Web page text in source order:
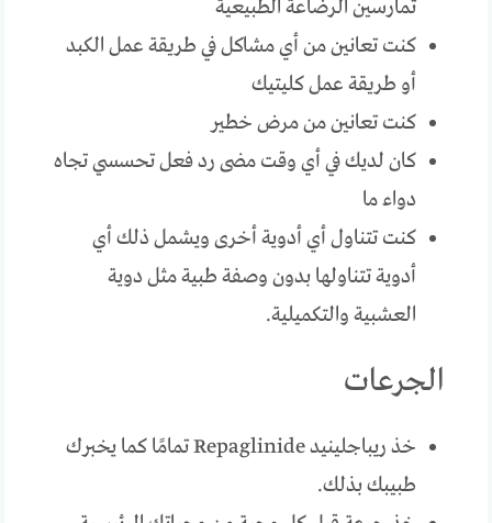
تمارسين الرضاعة الطبيعية
كنت تعانين من أي مشاكل في طريقة عمل الكبد
أو طريقة عمل كليتيك
كنت تعانين من مرض خطير
كان لديك في أي وقت مضى رد فعل تحسسي تجاه
دواء ما
كنت تتناول أي أدوية أخرى ويشمل ذلك أي
أدوية تتناولها بدون وصفة طبية مثل دوية
العشبية والتكميلية.
الجرعات
خذ ريباجلينيد Repaglinide تمامًا كما يخبرك
طبيبك بذلك.